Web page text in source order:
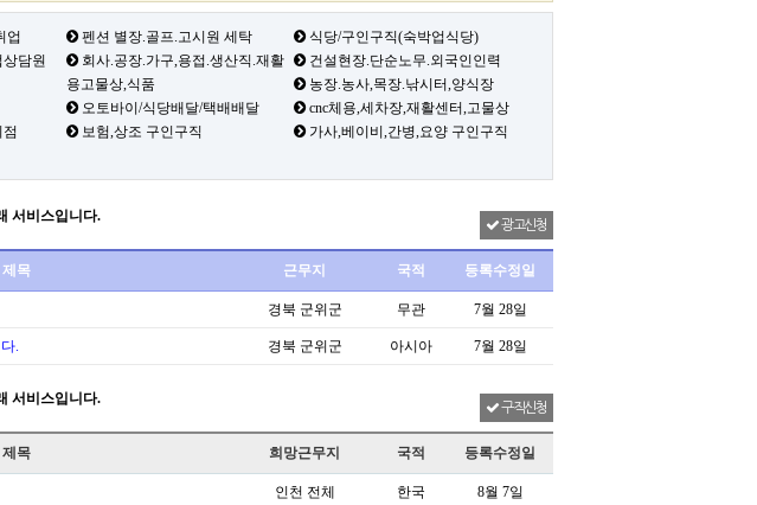
업 펜션 별장.골프.고시원 세탁
식당/구인구직(숙박업식당)
담원
회사.공장.가구,용접.생산직.재활
용고물상,식품
건설현장.단순노무.외국인인력
농장.농사,목장.낚시터,양식장
오토바이/식당배달/택배배달
cnc체용,세차장,재활센터,고물상
보험,상조 구인구직
가사,베이비,간병,요양 구인구직
서비스입니다.
광고신청
제목 근무지 국적 등록수정일
경북 군위군 무관 7월 28일
. 경북 군위군 아시아 7월 28일
서비스입니다.
구직신청
제목 희망근무지 국적 등록수정일
인천 전체 한국 8월 7일